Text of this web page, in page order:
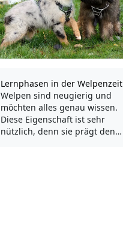
Lernphasen in der Welpenzeit
Welpen sind neugierig und
möchten alles genau wissen.
Diese Eigenschaft ist sehr
nützlich, denn sie prägt den